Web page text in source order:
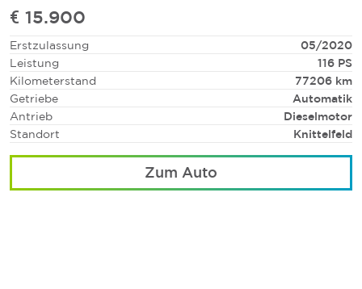
€ 15.900
Erstzulassung
05/2020
Leistung
116 PS
Kilometerstand
77206 km
Getriebe
Automatik
Antrieb
Dieselmotor
Standort
Knittelfeld
Zum Auto